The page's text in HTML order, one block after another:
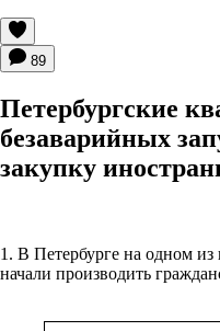
89
Петербургские
безаварийных
закупку
1. В Петербурге на одном
начали производить